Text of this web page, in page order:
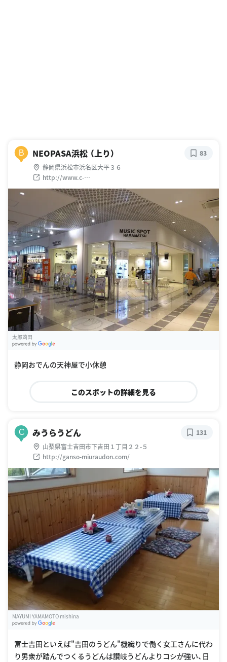
B NEOPASA浜松 （上り）
静岡県浜松市浜名区大平３６
http://www.c-
nexco.co.jp/sapa/search/detail/1850up560.html
83
太郎苅田
静岡おでんの天神屋で小休憩
このスポットの詳細を見る
C みうらうどん
山梨県富士吉田市下吉田１丁目２２-５
http://ganso-miuraudon.com/
131
MAYUMI YAMAMOTO mishina
富士吉田といえば"吉田のうどん"機織りで働く女工さんに代わ
り男衆が踏んでつくるうどんは讃岐うどんよりコシが強い、日